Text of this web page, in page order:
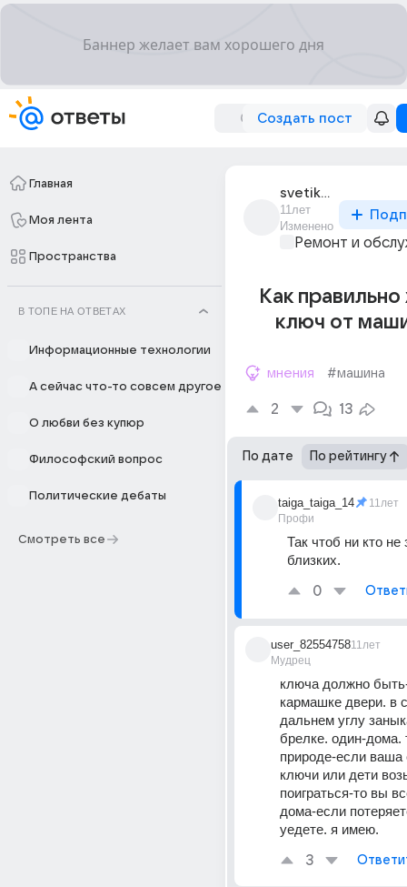
Создать пост
Главная
Моя лента
Пространства
В ТОПЕ НА ОТВЕТАХ
Информационные технологии
А сейчас что-то совсем другое
О любви без купюр
Философский вопрос
Политические дебаты
Смотреть все
svetik_23606
11лет
Изменено
Ремонт и
Как правильно
ключ от
мнения #машина
2 13
По дате По рейтингу
taiga_taiga_14
Профи
11лет
Так чтоб ни кто не
близких.
0
user_82554758
Мудрец
11лет
ключа должно
кармашке двери. в
дальнем углу
брелке. один-дома.
природе-если ваша
ключи или дети
поиграться-то вы
дома-если
уедете. я имею.
3